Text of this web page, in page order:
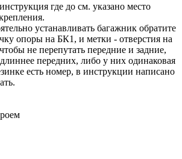
где до см. указано место
устанавливать багажник обратите
опоры на БК1, и метки - отверстия на
не перепутать передние и задние,
передних, либо у них одинаковая
есть номер, в инструкции написано